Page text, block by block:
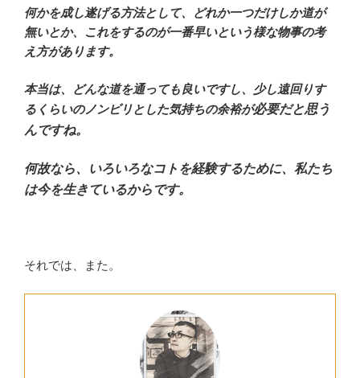
何かを成し遂げる方法として、どれか一つだけしか道が
無いとか、これをするのが一番早いという様な物事の考
え方があります。
本当は、どんな道を通っても良いですし、少し遠回りす
るくらいのノンビリとした気持ちの余裕が必要だと思う
んですね。
何故なら、いろいろなコトを経験するために、私たち
は今を生きているからです。
それでは、また。